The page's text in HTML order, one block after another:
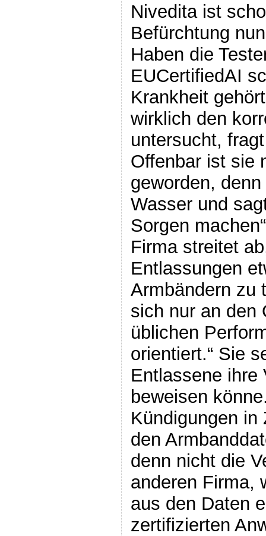
Nivedita ist
Befürchtung
Haben die
EUCertifiedAI
Krankheit
wirklich den
untersucht,
Offenbar ist sie
geworden,
Wasser und
Sorgen
Firma streitet
Entlassungen
Armbändern zu
sich nur an den
üblichen
orientiert.“ Sie
Entlassene ihre
beweisen
Kündigungen in
den
denn nicht die
anderen Firma,
aus den Daten
zertifizierten